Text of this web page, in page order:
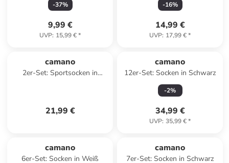
-37%
9,99 €
UVP: 15,99 €*
-16%
14,99 €
UVP: 17,99 €*
camano
2er-Set: Sportsocken in
21,99 €
camano
12er-Set: Socken in Schwarz
-2%
34,99 €
UVP: 35,99 €*
camano
6er-Set: Socken in Weiß
camano
7er-Set: Socken in Schwarz